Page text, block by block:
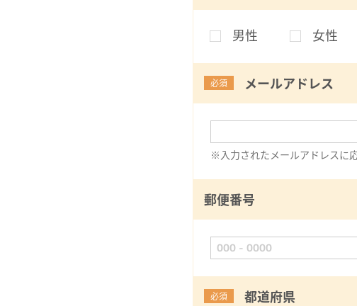
男性 女性
必須 メールアドレス
※入力されたメールアドレスに
郵便番号
必須 都道府県